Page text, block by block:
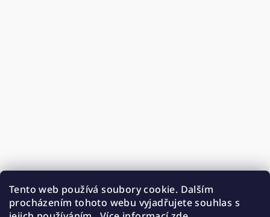
Tento web používá soubory cookie. Dalším
procházením tohoto webu vyjadřujete souhlas s